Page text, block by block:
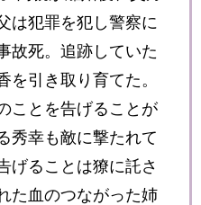
は犯罪を犯し警察に
故死。追跡していた
を引き取り育てた。
ことを告げることが
秀幸も敵に撃たれて
げることは獠に託さ
た血のつながった姉